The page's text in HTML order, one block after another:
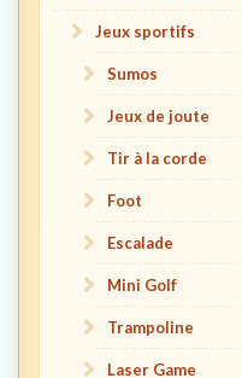
Jeux sportifs
Sumos
Jeux de joute
Tir à la corde
Foot
Escalade
Mini Golf
Trampoline
Laser Game